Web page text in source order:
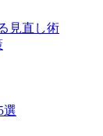
見直し術
選